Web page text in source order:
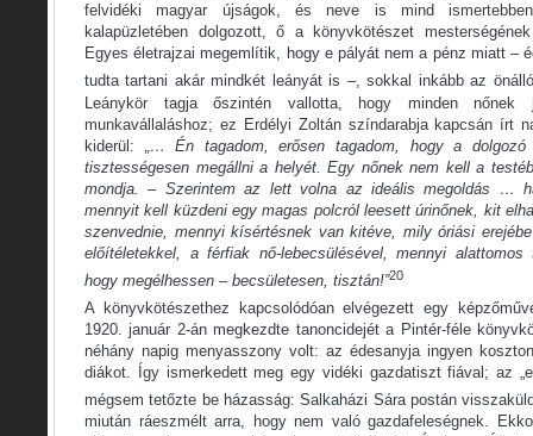
felvidéki magyar újságok, és neve is mind
kalapüzletében dolgozott, ő a könyvkötészet
Egyes életrajzai megemlítik, hogy e pályát nem a pénz miatt –
tudta tartani akár mindkét leányát is –, sokkal inkább az
Leánykör tagja őszintén vallotta, hogy minden
munkavállaláshoz; ez Erdélyi Zoltán színdarabja kapcsán írt
kiderül:
„… Én tagadom, erősen tagadom, hogy a
tisztességesen megállni a helyét. Egy nőnek nem kell a
mondja. – Szerintem az lett volna az ideális megoldás …
mennyit kell küzdeni egy magas polcról leesett úrinőnek, kit
szenvednie, mennyi kísértésnek van kitéve, mily óriási
előítéletekkel, a férfiak nő-lebecsülésével, mennyi
hogy megélhessen – becsületesen, tisztán!”20
A könyvkötészethez kapcsolódóan elvégezett egy
1920. január 2-án megkezdte tanoncidejét a Pintér-féle
néhány napig menyasszony volt: az édesanyja ingyen
diákot. Így ismerkedett meg egy vidéki gazdatiszt fiával; az
mégsem tetőzte be házasság: Salkaházi Sára postán
miután ráeszmélt arra, hogy nem való gazdafeleségnek.